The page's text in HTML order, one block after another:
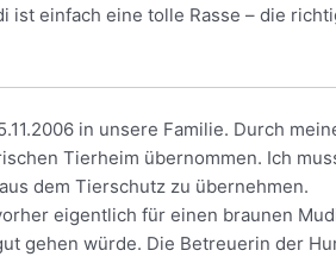
ist einfach eine tolle Rasse – die
in unsere Familie. Durch
Tierheim übernommen. Ich
dem Tierschutz zu übernehmen.
eigentlich für einen braunen
gehen würde. Die Betreuerin der